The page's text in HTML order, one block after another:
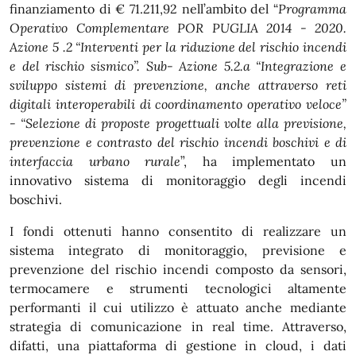
finanziamento di € 71.211,92 nell’ambito del “Programma
Operativo Complementare POR PUGLIA 2014 - 2020.
Azione 5 .2 “Interventi per la riduzione del rischio incendi
e del rischio sismico”. Sub- Azione 5.2.a “Integrazione e
sviluppo sistemi di prevenzione, anche attraverso reti
digitali interoperabili di coordinamento operativo veloce”
- “Selezione di proposte progettuali volte alla previsione,
prevenzione e contrasto del rischio incendi boschivi e di
interfaccia urbano rurale”, ha implementato un
innovativo sistema di monitoraggio degli incendi
boschivi.
I fondi ottenuti hanno consentito di realizzare un
sistema integrato di monitoraggio, previsione e
prevenzione del rischio incendi composto da sensori,
termocamere e strumenti tecnologici altamente
performanti il cui utilizzo è attuato anche mediante
strategia di comunicazione in real time. Attraverso,
difatti, una piattaforma di gestione in cloud, i dati